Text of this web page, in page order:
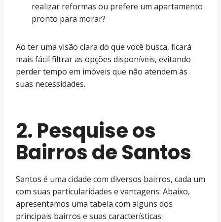
realizar reformas ou prefere um apartamento
pronto para morar?
Ao ter uma visão clara do que você busca, ficará
mais fácil filtrar as opções disponíveis, evitando
perder tempo em imóveis que não atendem às
suas necessidades.
2. Pesquise os
Bairros de Santos
Santos é uma cidade com diversos bairros, cada um
com suas particularidades e vantagens. Abaixo,
apresentamos uma tabela com alguns dos
principais bairros e suas características: